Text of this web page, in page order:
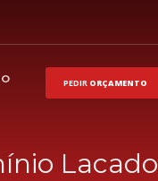
PEDIR ORÇAMENTO